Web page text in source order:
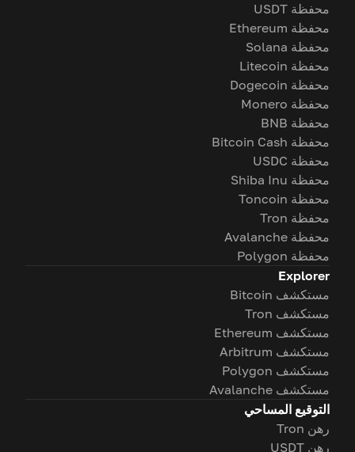
محفظة USDT
محفظة Ethereum
محفظة Solana
محفظة Litecoin
محفظة Dogecoin
محفظة Monero
محفظة BNB
محفظة Bitcoin Cash
محفظة USDC
محفظة Shiba Inu
محفظة Toncoin
محفظة Tron
محفظة Avalanche
محفظة Polygon
Explorer
مستكشف Bitcoin
مستكشف Tron
مستكشف Ethereum
مستكشف Arbitrum
مستكشف Polygon
مستكشف Avalanche
التوقيع المساحي
رهن Tron
رهن USDT